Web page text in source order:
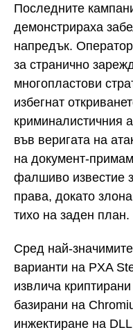
Последните
демонстрираха
напредък.
за странично
многопластови
избегнат
криминалистичния
във веригата на
на документ-
фалшиво известие
права, докато
тихо на заден план.
Сред най-
варианти на PXA
извлича
базирани на
инжектиране на